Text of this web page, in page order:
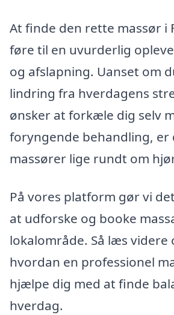
At finde den rette massør i
føre til en uvurderlig
og afslapning. Uanset om
lindring fra hverdagens
ønsker at forkæle dig selv
foryngende behandling, er
massører lige rundt om
På vores platform gør vi
at udforske og booke
lokalområde. Så læs videre
hvordan en professionel
hjælpe dig med at finde
hverdag.